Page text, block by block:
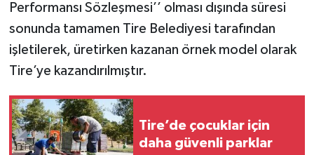
Performansı Sözleşmesi’’ olması dışında süresi
sonunda tamamen Tire Belediyesi tarafından
işletilerek, üretirken kazanan örnek model olarak
Tire’ye kazandırılmıştır.
Tire’de çocuklar için
daha güvenli parklar